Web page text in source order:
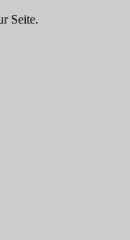
Seite.